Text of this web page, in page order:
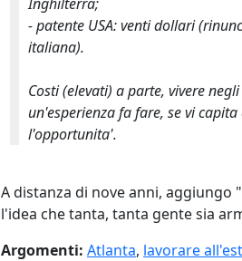
- patente USA: venti dollari
italiana).
Costi (elevati) a parte, vivere
un'esperienza fa fare, se vi
l'opportunita'.
A distanza di nove anni, aggiungo
l'idea che tanta, tanta gente sia
Argomenti: Atlanta, lavorare